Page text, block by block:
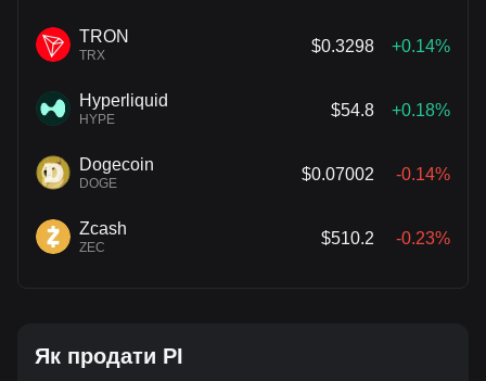
TRON
TRX
$0.3298 +0.14%
Hyperliquid
HYPE
$54.8 +0.18%
Dogecoin
DOGE
$0.07002 -0.14%
Zcash
ZEC
$510.2 -0.23%
Як продати PI